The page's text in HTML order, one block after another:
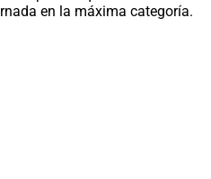
en la máxima categoría.